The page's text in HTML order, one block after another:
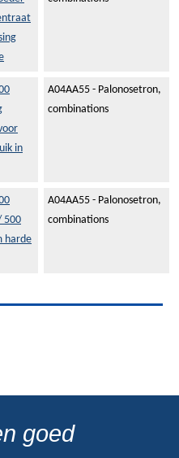
in
A04AA55 - Palonosetron,
combinations
500
harde
A04AA55 - Palonosetron,
combinations
goed